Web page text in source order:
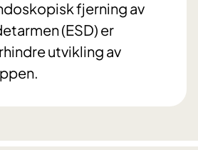
fjerning av
(ESD) er
utvikling av